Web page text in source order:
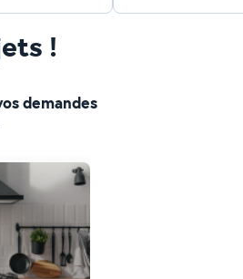
!
demandes